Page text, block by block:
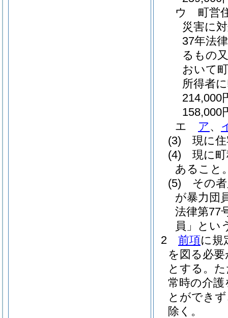
ウ
町営
災害に
37年法
るもの
おいて
所得者
214,000
158,000
エ
ア、
(3)
現に
(4)
現に
あること
(5)
その
が暴力団
法律第77
員」とい
2
前項に規
を図る必
とする。
常時の介
とができ
除く。